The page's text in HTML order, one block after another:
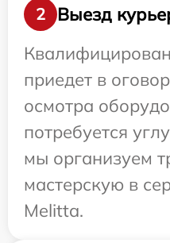
2
Выезд
приедет в
осмотра
потребуется
мы организуем
мастерскую в
Melitta.